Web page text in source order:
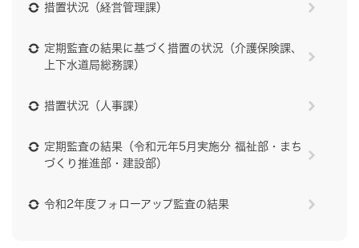
措置状況（経営管理課）
定期監査の結果に基づく措置の状況（介護保険課、
上下水道局総務課）
措置状況（人事課）
定期監査の結果（令和元年5月実施分 福祉部・まち
づくり推進部・建設部）
令和2年度フォローアップ監査の結果